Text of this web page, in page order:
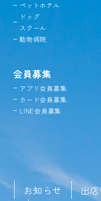
ペットホテル
ドッグ
スクール
動物病院
会員募集
アプリ会員募集
カード会員募集
LINE会員募集
お知らせ 出